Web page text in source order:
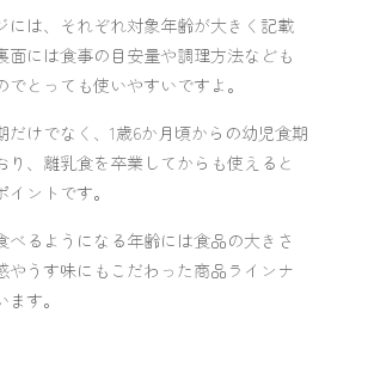
には、それぞれ対象年齢が大きく記載
面には食事の目安量や調理方法なども
でとっても使いやすいですよ。
だけでなく、1歳6か月頃からの幼児食期
り、離乳食を卒業してからも使えると
ントです。
べるようになる年齢には食品の大きさ
やうす味にもこだわった商品ラインナ
す。